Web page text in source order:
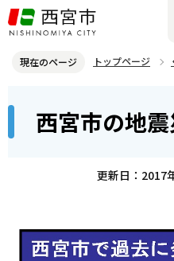
こ
の
ジ
先
現在のページ トップページ
西宮市の地震災害履歴
こ
西宮市の地
更新日：2017